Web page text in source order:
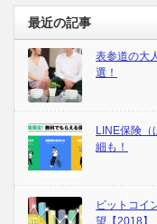
最近の記事
表参道の大
選！
LINE保険（
細も！
ビットコイ